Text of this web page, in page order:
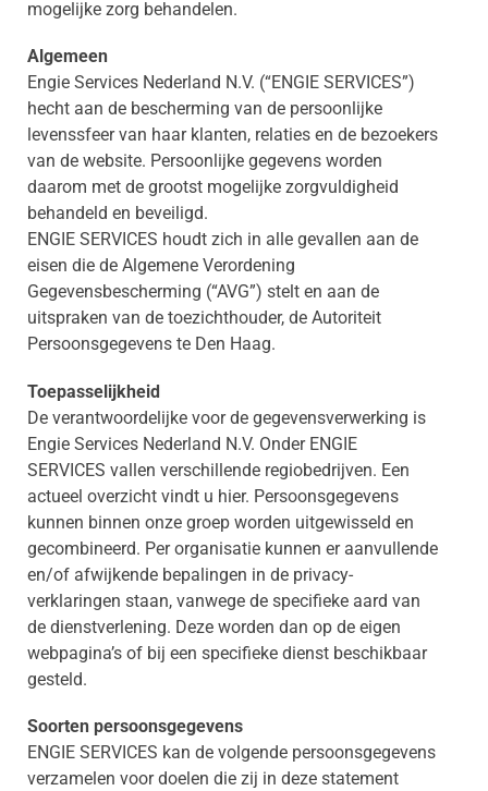
mogelijke zorg behandelen.
Algemeen
Engie Services Nederland N.V. (“ENGIE SERVICES”)
hecht aan de bescherming van de persoonlijke
levenssfeer van haar klanten, relaties en de bezoekers
van de website. Persoonlijke gegevens worden
daarom met de grootst mogelijke zorgvuldigheid
behandeld en beveiligd.
ENGIE SERVICES houdt zich in alle gevallen aan de
eisen die de Algemene Verordening
Gegevensbescherming (“AVG”) stelt en aan de
uitspraken van de toezichthouder, de Autoriteit
Persoonsgegevens te Den Haag.
Toepasselijkheid
De verantwoordelijke voor de gegevensverwerking is
Engie Services Nederland N.V. Onder ENGIE
SERVICES vallen verschillende regiobedrijven. Een
actueel overzicht vindt u hier. Persoonsgegevens
kunnen binnen onze groep worden uitgewisseld en
gecombineerd. Per organisatie kunnen er aanvullende
en/of afwijkende bepalingen in de privacy-
verklaringen staan, vanwege de specifieke aard van
de dienstverlening. Deze worden dan op de eigen
webpagina’s of bij een specifieke dienst beschikbaar
gesteld.
Soorten persoonsgegevens
ENGIE SERVICES kan de volgende persoonsgegevens
verzamelen voor doelen die zij in deze statement